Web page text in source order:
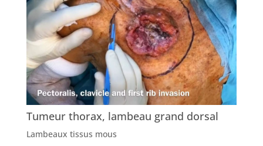
Tumeur thorax, lambeau grand dorsal
Lambeaux tissus mous